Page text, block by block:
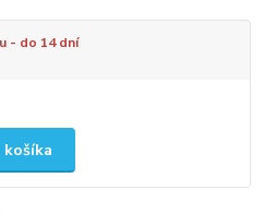
- do 14 dní